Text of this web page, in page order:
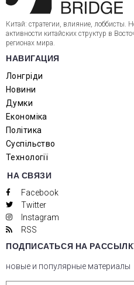
Китай: стратегии, влияние, лоббисты.
активности китайских структур в
регионах мира.
НАВИГАЦИЯ
Лонгріди
Новини
Думки
Економіка
Політика
Суспільство
Технології
НА СВЯЗИ
Facebook
Twitter
Instagram
RSS
ПОДПИСАТЬСЯ НА
новые и популярные материалы